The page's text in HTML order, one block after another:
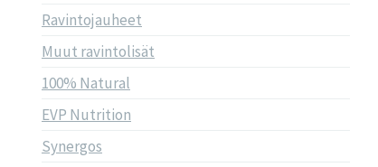
Ravintojauheet
Muut ravintolisät
100% Natural
EVP Nutrition
Synergos